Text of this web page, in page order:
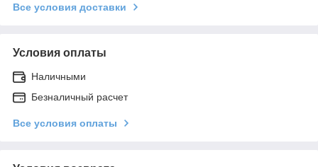
Все условия доставки
Условия оплаты
Наличными
Безналичный расчет
Все условия оплаты